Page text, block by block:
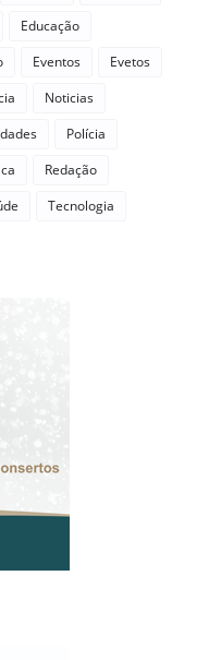
Educação
Eventos
Evetos
Noticias
Polícia
Redação
Tecnologia